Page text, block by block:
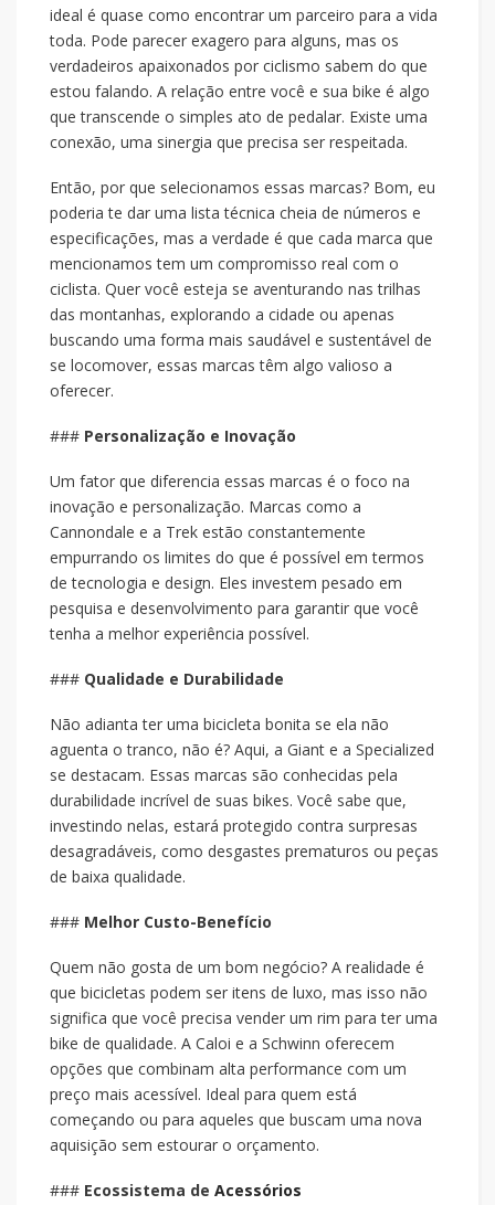
ideal é quase como encontrar um parceiro para a vida
toda. Pode parecer exagero para alguns, mas os
verdadeiros apaixonados por ciclismo sabem do que
estou falando. A relação entre você e sua bike é algo
que transcende o simples ato de pedalar. Existe uma
conexão, uma sinergia que precisa ser respeitada.
Então, por que selecionamos essas marcas? Bom, eu
poderia te dar uma lista técnica cheia de números e
especificações, mas a verdade é que cada marca que
mencionamos tem um compromisso real com o
ciclista. Quer você esteja se aventurando nas trilhas
das montanhas, explorando a cidade ou apenas
buscando uma forma mais saudável e sustentável de
se locomover, essas marcas têm algo valioso a
oferecer.
### Personalização e Inovação
Um fator que diferencia essas marcas é o foco na
inovação e personalização. Marcas como a
Cannondale e a Trek estão constantemente
empurrando os limites do que é possível em termos
de tecnologia e design. Eles investem pesado em
pesquisa e desenvolvimento para garantir que você
tenha a melhor experiência possível.
### Qualidade e Durabilidade
Não adianta ter uma bicicleta bonita se ela não
aguenta o tranco, não é? Aqui, a Giant e a Specialized
se destacam. Essas marcas são conhecidas pela
durabilidade incrível de suas bikes. Você sabe que,
investindo nelas, estará protegido contra surpresas
desagradáveis, como desgastes prematuros ou peças
de baixa qualidade.
### Melhor Custo-Benefício
Quem não gosta de um bom negócio? A realidade é
que bicicletas podem ser itens de luxo, mas isso não
significa que você precisa vender um rim para ter uma
bike de qualidade. A Caloi e a Schwinn oferecem
opções que combinam alta performance com um
preço mais acessível. Ideal para quem está
começando ou para aqueles que buscam uma nova
aquisição sem estourar o orçamento.
### Ecossistema de Acessórios